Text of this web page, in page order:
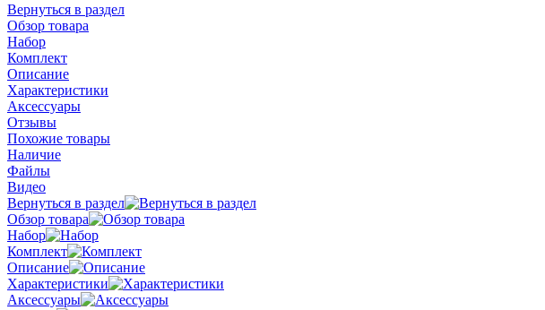
Вернуться в раздел
Обзор товара
Набор
Комплект
Описание
Характеристики
Аксессуары
Отзывы
Похожие товары
Наличие
Файлы
Видео
Вернуться в раздел
Обзор товара
Набор
Комплект
Описание
Характеристики
Аксессуары